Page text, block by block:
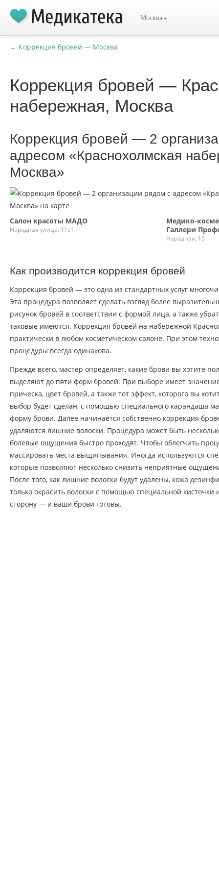
Москва
← Коррекция бровей — Москва
Коррекция бровей —
набережная, Москва
Коррекция бровей — 2
адресом «Краснохолмская
Москва»
Салон красоты МАДО
Народная улица, 11с1
Медико-
Галлери
Народная, 15
Как производится коррекция бровей
Коррекция бровей — это одна из стандартных услуг
Эта процедура позволяет сделать взгляд более
рисунок бровей в соответствии с формой лица, а также
таковые имеются. Коррекция бровей на набережной
практически в любом косметическом салоне. При этом
процедуры всегда одинакова.
Прежде всего, мастер определяет, какие брови вы хотите
выделяют до пяти форм бровей. При выборе имеет
прическа, цвет бровей, а также тот эффект, которого вы
выбор будет сделан, с помощью специального карандаша
форму брови. Далее начинается собственно коррекция
удаляются лишние волоски. Процедура может быть
болевые ощущения быстро проходят. Чтобы облегчить
массировать места выщипывания. Иногда используются
которые позволяют несколько снизить неприятные
После того, как лишние волоски будут удалены, кожа
только окрасить волоски с помощью специальной
сторону — и ваши брови готовы.